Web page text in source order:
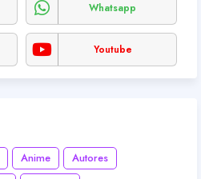
Whatsapp
Youtube
Anime
Autores